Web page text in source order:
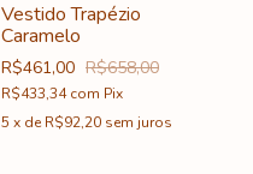
Vestido Trapézio
Caramelo
R$461,00 R$658,00
R$433,34com Pix
5 x deR$92,20 sem juros